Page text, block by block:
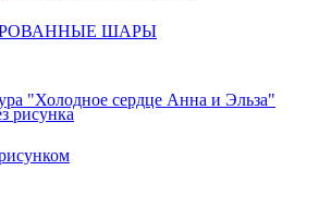
ШАРЫ
рисунка
"Холодное сердце Анна и Эльза"